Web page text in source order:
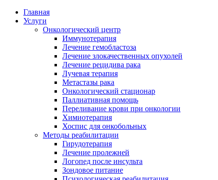
Главная
Услуги
Онкологический центр
Иммунотерапия
Лечение гемобластоза
Лечение злокачественных опухолей
Лечение рецидива рака
Лучевая терапия
Метастазы рака
Онкологический стационар
Паллиативная помощь
Переливание крови при онкологии
Химиотерапия
Хоспис для онкобольных
Методы реабилитации
Гирудотерапия
Лечение пролежней
Логопед после инсульта
Зондовое питание